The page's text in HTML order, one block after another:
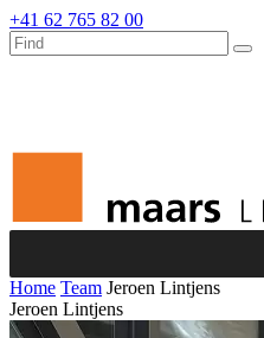
+41 62 765 82 00
Home Team Jeroen Lintjens
Jeroen Lintjens